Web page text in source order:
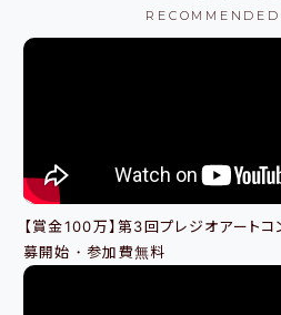
【賞金100万】第3回プレジオアート
募開始・参加費無料